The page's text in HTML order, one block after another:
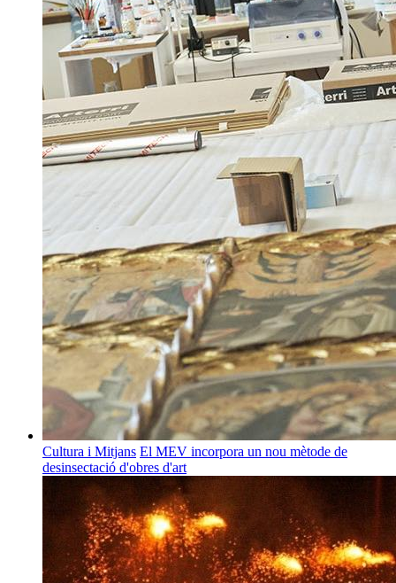
Cultura i Mitjans El MEV incorpora un nou mètode de
desinsectació d'obres d'art